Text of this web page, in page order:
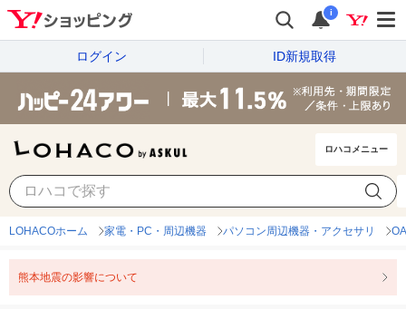
i
ログイン ID新規取得
ロハコメニュー
LOHACOホーム 家電・PC・周辺機器 パソコン周辺機器・アクセサリ
熊本地震の影響について